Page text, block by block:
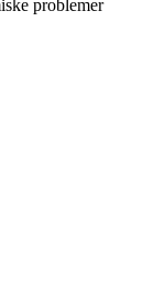
problemer